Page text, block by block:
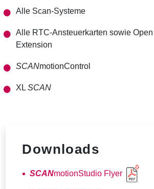
Alle Scan-Systeme
Alle RTC-Ansteuerkarten sowie
Extension
SCANmotionControl
XLSCAN
Downloads
SCANmotionStudio Flyer